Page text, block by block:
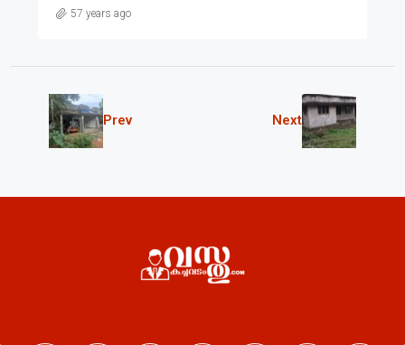
57 years ago
Prev Next